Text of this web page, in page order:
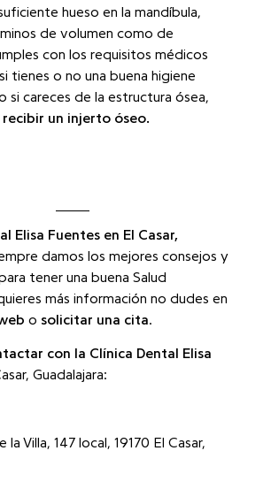
hueso en la mandíbula,
de volumen como de
con los requisitos médicos
tienes o no una buena higiene
si careces de la estructura ósea,
recibir un injerto óseo.
Elisa Fuentes en El Casar,
damos los mejores consejos y
tener una buena Salud
más información no dudes en
o solicitar una cita.
con la Clínica Dental Elisa
Guadalajara:
la Villa, 147 local, 19170 El Casar,